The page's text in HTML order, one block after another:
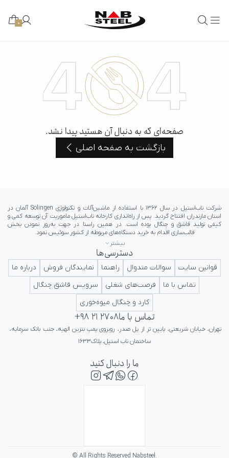
0
صفحه‌ای که به دنبال آن هستید پیدا نشد.
بازگشت به صفحه اصلی
ایرانی در کلاس جهانی تداعی کننده اعتبار و پرستیژ برای ایرانیان باشد.
بیشتر
دسترسی‌ها
قوانین سایت سوالات متدوال راهنما نمایندگان فروش
درباره ما
تماس با ما
فرصت‌های شغلی
سرویس قاشق چنگال
کارد و چنگال میوه‌خوری
تماس با ما+98 21 2708
تهران، خیابان شریعتی، پایین تر از پل صدر، روبروی پمپ بنزین الهیه، جنب بانک سرمایه،
ساختمان ناب استیل، پلاک۱۶۳۳
ما را دنبال کنید
© All Rights Reserved Nabsteel.